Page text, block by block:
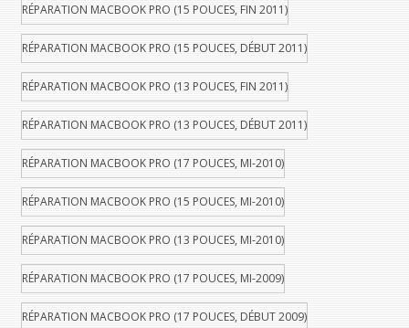
RÉPARATION MACBOOK PRO (15 POUCES, FIN 2011)
RÉPARATION MACBOOK PRO (15 POUCES, DÉBUT 2011)
RÉPARATION MACBOOK PRO (13 POUCES, FIN 2011)
RÉPARATION MACBOOK PRO (13 POUCES, DÉBUT 2011)
RÉPARATION MACBOOK PRO (17 POUCES, MI-2010)
RÉPARATION MACBOOK PRO (15 POUCES, MI-2010)
RÉPARATION MACBOOK PRO (13 POUCES, MI-2010)
RÉPARATION MACBOOK PRO (17 POUCES, MI-2009)
RÉPARATION MACBOOK PRO (17 POUCES, DÉBUT 2009)